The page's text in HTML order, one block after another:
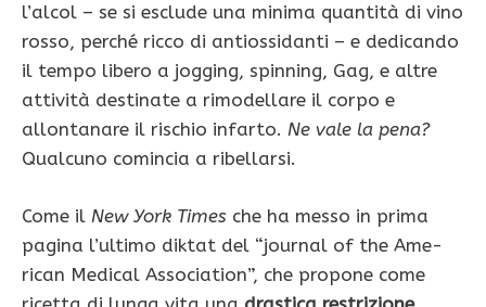
l’alcol – se si esclude una mini­ma quantità di vino
rosso, perché ricco di antiossidanti – e dedicando
il tempo libero a jogging, spinning, Gag, e altre
attività de­stinate a rimodellare il corpo e
allontanare il rischio infarto. Ne vale la pena?
Qualcu­no comincia a ribellarsi.
Come il New York Times che ha messo in prima
pagina l’ultimo diktat del “journal of the Ame­
rican Medical Association”, che propone come